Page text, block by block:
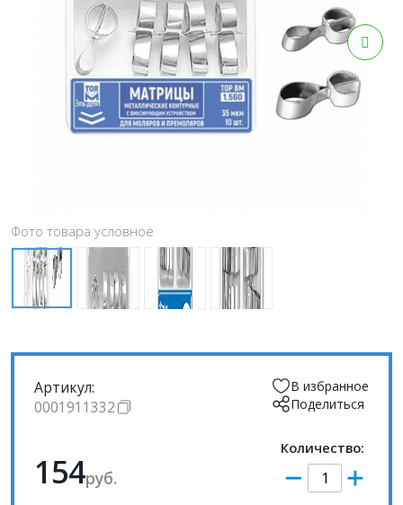
Фото товара условное
Артикул:
0001911332
В избранное
Поделиться
154руб.
Количество: